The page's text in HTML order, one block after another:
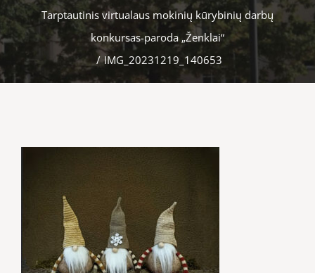
Tarptautinis virtualaus mokinių kūrybinių darbų
konkursas-paroda „Ženklai“
/ IMG_20231219_140653